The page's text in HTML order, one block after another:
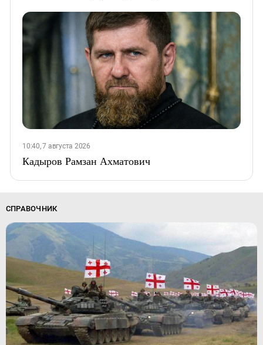
10:40, 7 августа 2026
Кадыров Рамзан Ахматович
СПРАВОЧНИК